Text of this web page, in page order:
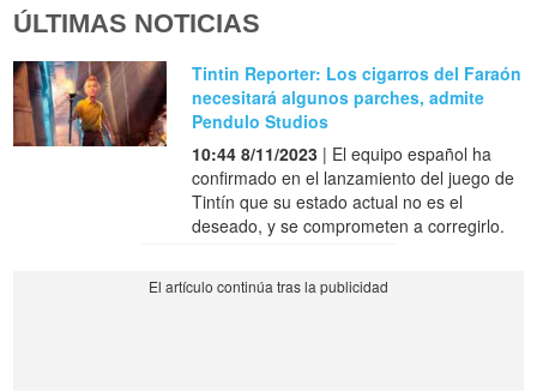
ÚLTIMAS NOTICIAS
Tintin Reporter: Los cigarros del Faraón
necesitará algunos parches, admite
Pendulo Studios
10:44 8/11/2023 | El equipo español ha
confirmado en el lanzamiento del juego de
Tintín que su estado actual no es el
deseado, y se comprometen a corregirlo.